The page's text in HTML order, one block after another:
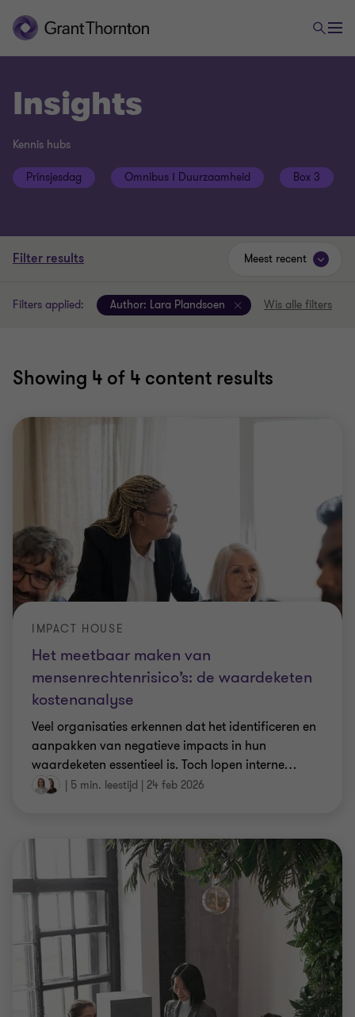
Insights
Kennis hubs
Prinsjesdag Omnibus Ⅰ Duurzaamheid Box 3
Filter results
Filters applied: Author: Lara Plandsoen Wis alle filters
Showing 4 of 4 content results
Meest recent
Het meetbaar maken van
mensenrechtenrisico’s: de waardeketen
kostenanalyse
IMPACT HOUSE
Veel organisaties erkennen dat het identificeren en
aanpakken van negatieve impacts in hun
waardeketen essentieel is. Toch lopen interne…
| 5 min. leestijd | 24 feb 2026